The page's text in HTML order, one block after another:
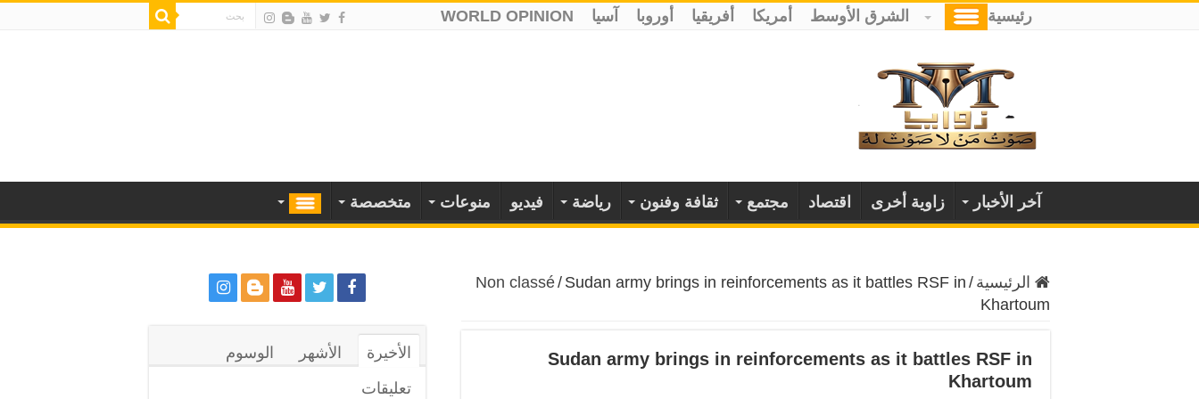
رئيسية الشرق الأوسط أمريكا أفريقيا أوروبا آسيا WORLD OPINION
آخر الأخبار زاوية أخرى اقتصاد مجتمع ثقافة وفنون رياضة فيديو منوعات متخصصة
الرئيسية /
Non classé/ Sudan army brings in reinforcements as it battles RSF in
Khartoum
Sudan army brings in reinforcements as it battles RSF in
Khartoum
الأخيرة الأشهر
الوسوم
تعليقات